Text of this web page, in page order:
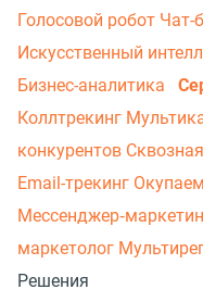
Голосовой робот Чат-
Искусственный
Бизнес-аналитика
Коллтрекинг
конкурентов
Email-трекинг
маркетолог
Решения